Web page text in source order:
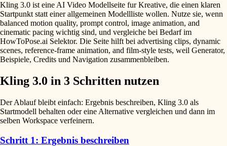
Kling 3.0 ist eine AI Video Modellseite fur Kreative, die einen klaren
Startpunkt statt einer allgemeinen Modellliste wollen. Nutze sie, wenn
balanced motion quality, prompt control, image animation, and
cinematic pacing wichtig sind, und vergleiche bei Bedarf im
HowToPose.ai Selektor. Die Seite hilft bei advertising clips, dynamic
scenes, reference-frame animation, and film-style tests, weil Generator,
Beispiele, Credits und Navigation zusammenbleiben.
Kling 3.0 in 3 Schritten nutzen
Der Ablauf bleibt einfach: Ergebnis beschreiben, Kling 3.0 als
Startmodell behalten oder eine Alternative vergleichen und dann im
selben Workspace verfeinern.
Schritt 1: Ergebnis beschreiben